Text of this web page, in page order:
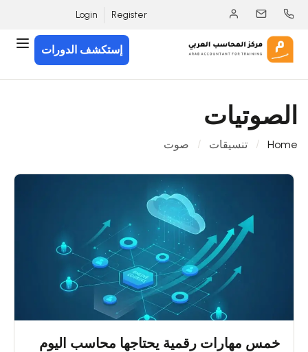
Register
Login
إستكشف الدورات
الصوتيات
Home تنسيقات صوت
خمس مهارات رقمية يحتاجها محاسب اليوم